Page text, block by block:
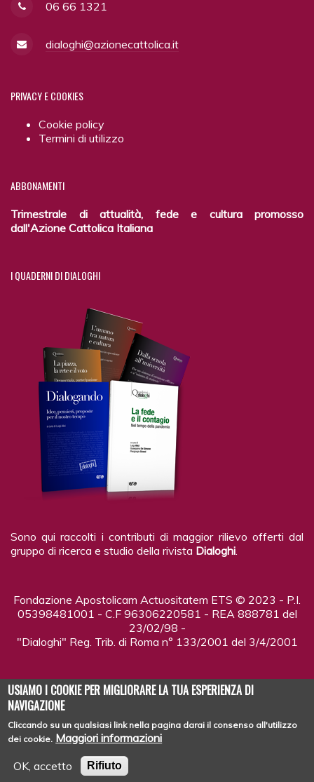
06 66 1321
dialoghi@azionecattolica.it
PRIVACYE COOKIES
Cookie policy
Termini di utilizzo
ABBONAMENTI
Trimestrale di attualità, fede e cultura promosso
dall'Azione Cattolica Italiana
IQUADERNI DI DIALOGHI
Sono qui raccolti i contributi di maggior rilievo offerti dal
gruppo di ricerca e studio della rivista Dialoghi
Fondazione Apostolicam Actuositatem ETS © 2023 - P.I.
05398481001 - C.F 96306220581 - REA 888781 del
23/02/98 -
"Dialoghi" Reg. Trib. di Roma n° 133/2001 del 3/4/2001
Copyright © 2026DIALOGHI - LA RIVISTA
USIAMO I COOKIE PER MIGLIORARE LA TUA ESPERIENZA DI
NAVIGAZIONE
Cliccando su un qualsiasi link nella pagina darai il consenso all'utilizzo
dei cookie. Maggiori informazioni
OK, accetto
Rifiuto